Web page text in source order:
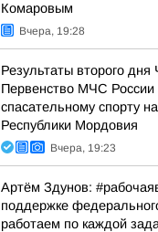
Комаровым
Вчера, 19:28
Результаты второго
Первенство МЧС России
спасательному спорту
Республики Мордовия
Вчера, 19:23
Артём Здунов:
поддержке
работаем по каждой